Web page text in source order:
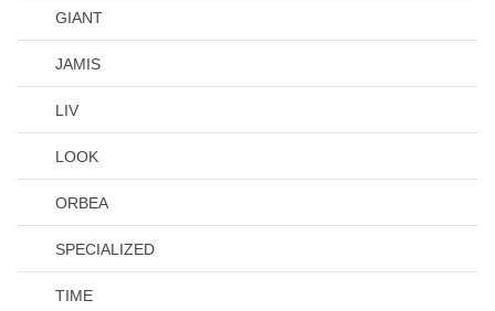
GIANT
JAMIS
LIV
LOOK
ORBEA
SPECIALIZED
TIME